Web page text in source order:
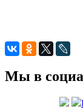
Мы в